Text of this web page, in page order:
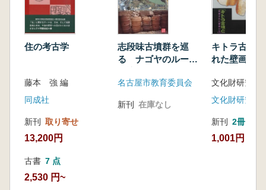
住の考古学
藤本 強 編
同成社
新刊 取り寄せ
13,200円
古書 7 点
2,530 円~
志段味古墳群を巡
る ナゴヤのルーツ
名古屋市教育委員会
新刊 在庫なし
キトラ古墳
れた壁画たち
新刊 2冊
1,001円